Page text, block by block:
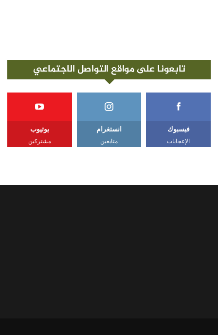
تابعونا على مواقع التواصل الاجتماعي
فيسبوك
الإعجابات
انستغرام
متابعين
يوتيوب
مشتركين